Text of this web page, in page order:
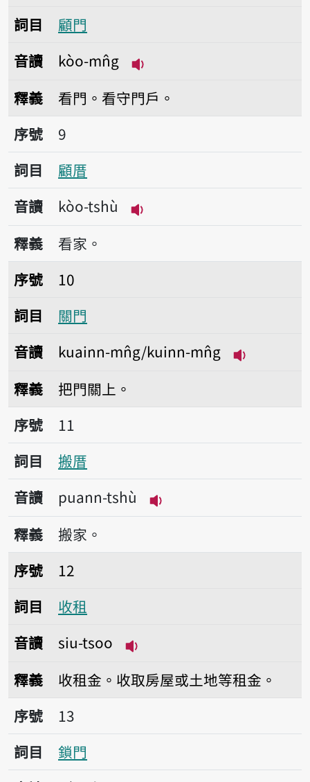
詞目
顧門
音讀
kòo-mn̂g
釋義
看門。看守門戶。
序號9顧厝
序號
9
詞目
顧厝
音讀
kòo-tshù
播放音讀kòo-tshù
釋義
看家。
序號10關門
序號
10
詞目
關門
音讀
kuainn-mn̂g/kuinn-mn̂g
釋義
把門關上。
序號11搬厝
序號
11
詞目
搬厝
音讀
puann-tshù
播放音讀puann-tshù
釋義
搬家。
序號12收租
序號
12
詞目
收租
音讀
siu-tsoo
釋義
收租金。收取房屋或土地等租金。
序號13鎖門
序號
13
詞目
鎖門